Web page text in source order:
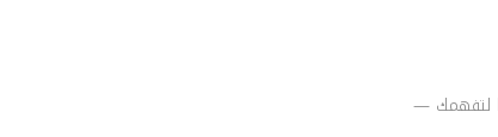
شكرًا لتفهمك —